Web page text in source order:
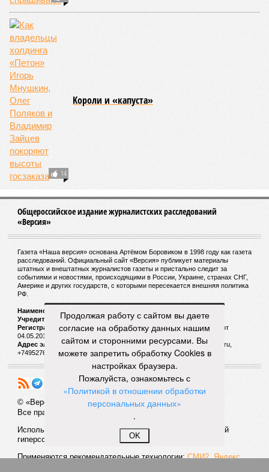
у нас назвали бы тридцатью тремя несчастьями. Страну
последовательно поразили: многолетняя засуха, страшный
паводок, невероятные ливни. Несколько миллионов
человек не пережили этот разгул стихий. Вот что тогда
приключилось.
Зима 1931 года выдалась в Китае чрезвычайно
продолжительной и суровой. Снега образовалось огромное
количество – казалось бы, хороший знак после периода
великой суши, продолжавшегося с 1928-го. Но всё
обратилось катастрофой. Снег растаял, устремился в реки,
начался небывалый паводок, быстро обернувшийся
страшным наводнением, которое обильные весенние ливни
только усугубили. К июню всё это преобразовалось в
массовый потоп, в июле же Китай в дополнение накрыло
территорию в 180 тыс. квадратных километров, что равно
по площади Карелии, шести Курским или Калужским
В общем, недаром события 1931-го находятся на первом
месте в списке самых смертоносных стихийных бедствий,
когда-либо происходивших на планете. Число
пострадавших в тот год достигло 53 млн человек, число
погибших, по некоторым оценкам, составило 4 миллиона.
Впрочем, для Китая подобное не в новинку. Так, в сентябре
1887 года вода прорвала многочисленные дамбы на реке
Хуанхэ и быстро залила почти весь Северный Китай, так
как местность там довольно низменная, и потоп просто не
встречал препятствий на своём пути, уничтожая деревни и
целые города. Водой залило 130 тыс. квадратных
километров (а это больше территорий Оренбургской или
Кировской областей), 2 млн человек остались без крова,
ещё столько же погибли в результате спровоцированной
катастрофой пандемии.
Продолжая работу с сайтом вы даете
согласие на обработку данных нашим
сайтом и сторонними ресурсами. Вы
можете запретить обработку Cookies в
настройках браузера.
Пожалуйста, ознакомьтесь с
«Политикой в отношении обработки
персональных данных»
.
OK